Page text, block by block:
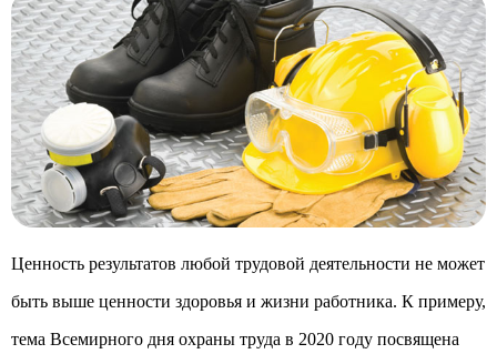
Ценность результатов любой трудовой деятельности не может
быть выше ценности здоровья и жизни работника. К примеру,
тема Всемирного дня охраны труда в 2020 году посвящена